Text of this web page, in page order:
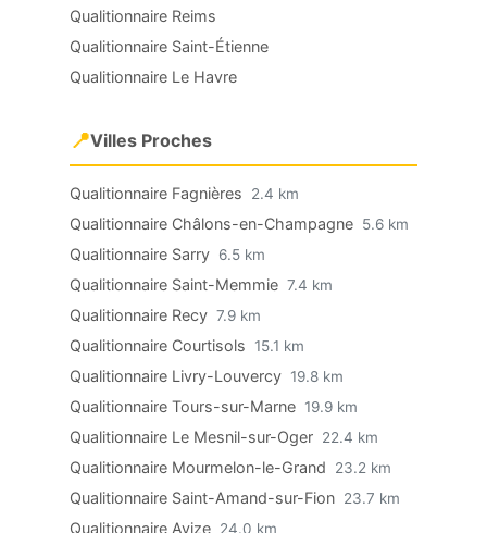
Qualitionnaire Reims
Qualitionnaire Saint-Étienne
Qualitionnaire Le Havre
📍Villes Proches
Qualitionnaire Fagnières 2.4 km
Qualitionnaire Châlons-en-Champagne 5.6 km
Qualitionnaire Sarry 6.5 km
Qualitionnaire Saint-Memmie 7.4 km
Qualitionnaire Recy 7.9 km
Qualitionnaire Courtisols 15.1 km
Qualitionnaire Livry-Louvercy 19.8 km
Qualitionnaire Tours-sur-Marne 19.9 km
Qualitionnaire Le Mesnil-sur-Oger 22.4 km
Qualitionnaire Mourmelon-le-Grand 23.2 km
Qualitionnaire Saint-Amand-sur-Fion 23.7 km
Qualitionnaire Avize 24.0 km